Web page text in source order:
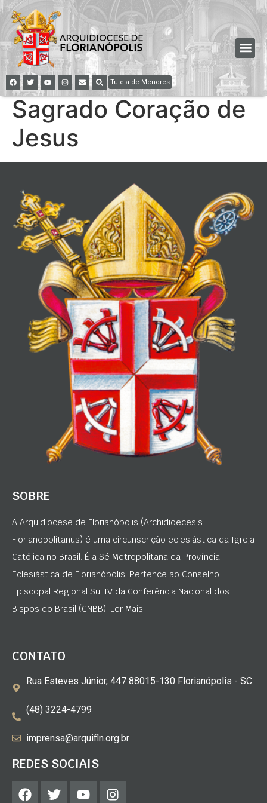
Tutela de Menores
Sagrado Coração de
Jesus
SOBRE
A Arquidiocese de Florianópolis (Archidioecesis
Florianopolitanus) é uma circunscrição eclesiástica da Igreja
Católica no Brasil. É a Sé Metropolitana da Província
Eclesiástica de Florianópolis. Pertence ao Conselho
Episcopal Regional Sul IV da Conferência Nacional dos
Bispos do Brasil (CNBB). Ler Mais
CONTATO
Rua Esteves Júnior, 447 88015-130 Florianópolis - SC
(48) 3224-4799
imprensa@arquifln.org.br
REDES SOCIAIS